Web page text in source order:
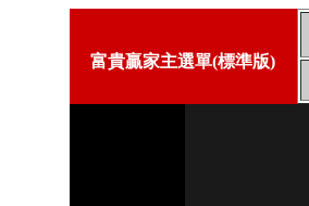
富貴贏家主選單(標準版)